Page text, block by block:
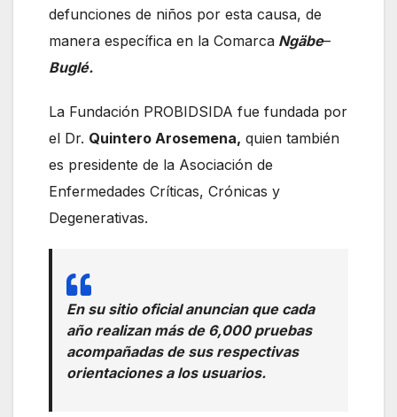
defunciones de niños por esta causa, de
manera específica en la Comarca Ngäbe–
Buglé.
La Fundación PROBIDSIDA fue fundada por
el Dr. Quintero Arosemena, quien también
es presidente de la Asociación de
Enfermedades Críticas, Crónicas y
Degenerativas.
En su sitio oficial anuncian que cada
año realizan más de 6,000 pruebas
acompañadas de sus respectivas
orientaciones a los usuarios.